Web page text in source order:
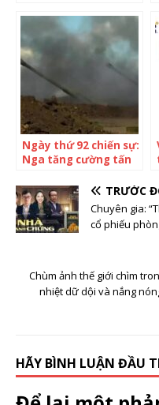
triệu thùng trong
kho dự trữ chỉ như
muối bỏ biển, tham
vọng soán ngôi ‘vua
dầu thô’ liệu có
thành?
Ngày thứ 92 chiến sự:
Nga tăng cường tấn
TRƯỚC
Chuyên gia:
cổ phiếu
Chùm ảnh thế giới chìm
nhiệt dữ dội và nắng
HÃY BÌNH LUẬN ĐẦU